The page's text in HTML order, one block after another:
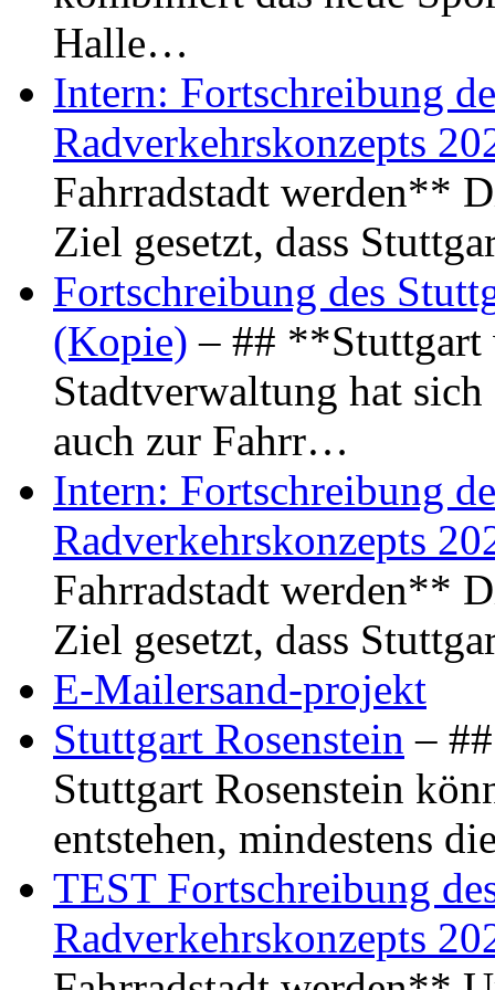
Halle…
Intern: Fortschreibung
Radverkehrskonzepts
Fahrradstadt werden**
Ziel gesetzt, dass
Fortschreibung des
(Kopie) – ## **Stuttgart
Stadtverwaltung hat
auch zur Fahrr…
Intern: Fortschreibung
Radverkehrskonzepts
Fahrradstadt werden**
Ziel gesetzt, dass
E-Mailersand-projekt
Stuttgart Rosenstein –
Stuttgart Rosenstein
entstehen, mindestens
TEST Fortschreibung
Radverkehrskonzepts